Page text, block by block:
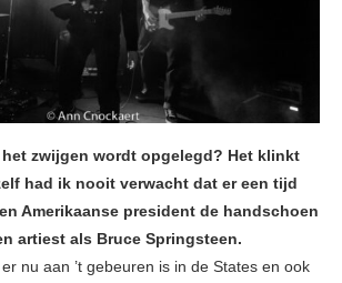
zwijgen wordt opgelegd? Het klinkt
had ik nooit verwacht dat er een tijd
Amerikaanse president de handschoen
artiest als Bruce Springsteen.
nu aan ’t gebeuren is in de States en ook